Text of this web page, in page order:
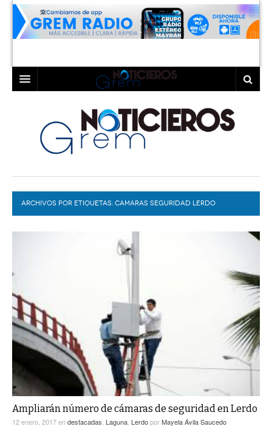
LAGUNA
TORREÓN
GÓMEZ PALACIO
LERDO
COAHUILA
DURANGO
DEPORTES
TRAYECTO LAGUNA
A MEDIA MAÑANA
A TODA LEY
ENTRE LAGUNEROS
DIÁLOGOS CON LA HISTORIA
TWEETS AND BEATS
LA MEJOR 97.1 ESTÉREO GALLITO
ACTUALIDADES GREM
PULSO
ARCHIVOS POR ETIQUETAS: CAMARAS SEGURIDAD LERDO
Ampliarán número de cámaras de seguridad en Lerdo
12 enero, 2017endestacadas, Laguna, LerdoporMayela Ávila Saucedo